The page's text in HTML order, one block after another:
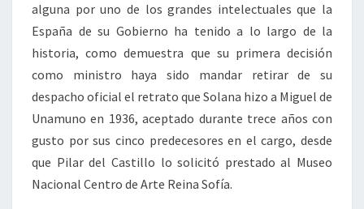
alguna por uno de los grandes intelectuales que la
España de su Gobierno ha tenido a lo largo de la
historia, como demuestra que su primera decisión
como ministro haya sido mandar retirar de su
despacho oficial el retrato que Solana hizo a Miguel de
Unamuno en 1936, aceptado durante trece años con
gusto por sus cinco predecesores en el cargo, desde
que Pilar del Castillo lo solicitó prestado al Museo
Nacional Centro de Arte Reina Sofía.